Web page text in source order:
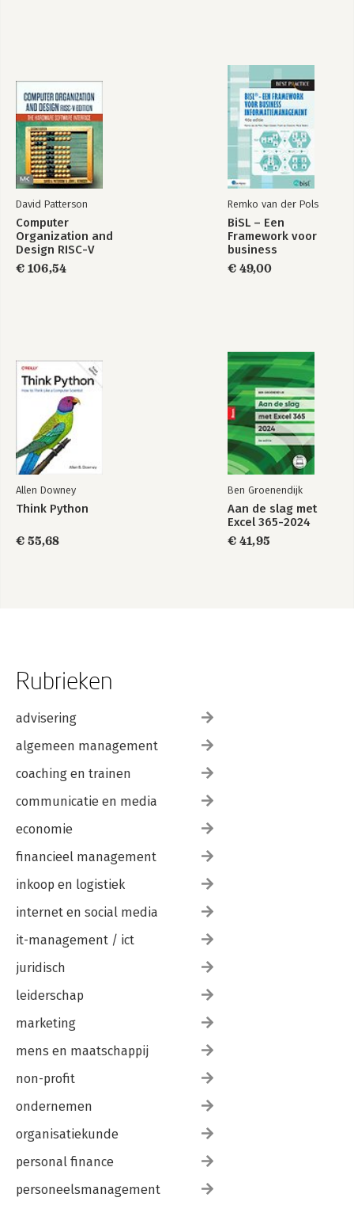
David Patterson
Computer
Organization and
Design RISC-V
Edition
€ 106,54
Remko van der Pols
BiSL – Een
Framework voor
business
€ 49,00
Allen Downey
Think Python
€ 55,68
Ben Groenendijk
Aan de slag met
Excel 365-2024
€ 41,95
Rubrieken
advisering
algemeen management
coaching en trainen
communicatie en media
economie
financieel management
inkoop en logistiek
internet en social media
it-management / ict
juridisch
leiderschap
marketing
mens en maatschappij
non-profit
ondernemen
organisatiekunde
personal finance
personeelsmanagement